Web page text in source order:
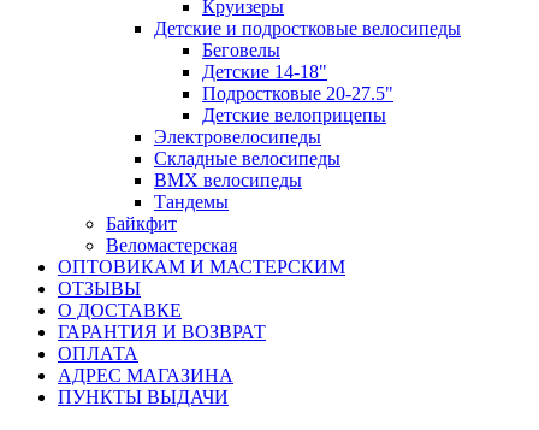
Круизеры
Детские и подростковые велосипеды
Беговелы
Детские 14-18"
Подростковые 20-27.5"
Детские велоприцепы
Электровелосипеды
Складные велосипеды
BMX велосипеды
Тандемы
Байкфит
Веломастерская
ОПТОВИКАМ И МАСТЕРСКИМ
ОТЗЫВЫ
О ДОСТАВКЕ
ГАРАНТИЯ И ВОЗВРАТ
ОПЛАТА
АДРЕС МАГАЗИНА
ПУНКТЫ ВЫДАЧИ